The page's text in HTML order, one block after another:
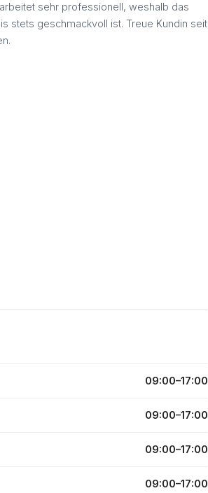
sehr professionell, weshalb das
stets geschmackvoll ist. Treue Kundin seit
09:00–17:00
09:00–17:00
09:00–17:00
09:00–17:00